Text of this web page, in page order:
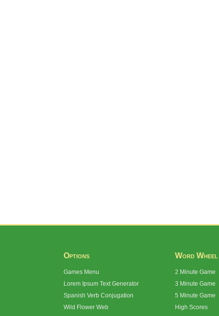
Options
Games Menu
Lorem Ipsum Text Generator
Spanish Verb Conjugation
Wild Flower Web
Word Wheel
2 Minute Game
3 Minute Game
5 Minute Game
High Scores